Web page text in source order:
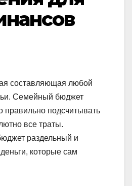
составляющая любой
Семейный бюджет
правильно подсчитывать
все траты.
раздельный и
которые сам